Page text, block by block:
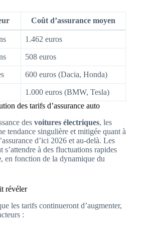
Coût d’assurance moyen
1.462 euros
508 euros
600 euros (Dacia, Honda)
1.000 euros (BMW, Tesla)
des tarifs d’assurance auto
des voitures électriques, les
tendance singulière et mitigée quant à
d’ici 2026 et au-delà. Les
s’attendre à des fluctuations rapides
, en fonction de la dynamique du
révéler
les tarifs continueront d’augmenter,
: